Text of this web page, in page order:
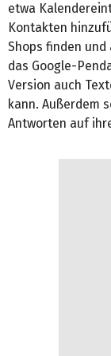
etwa
Kontakten
Shops finden
das Google-
Version auch
kann. Außerdem
Antworten auf